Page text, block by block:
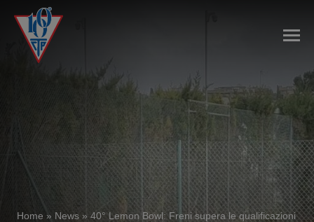
Home » News » 40° Lemon Bowl: Freni supera le qualificazioni